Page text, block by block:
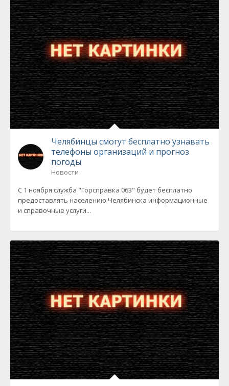
Челябинцы смогут бесплатно узнавать
телефоны организаций и прогноз
погоды
Новости
С 1 ноября служба "Горсправка 063" будет бесплатно
предоставлять населению Челябинска информационные
и справочные услуги...